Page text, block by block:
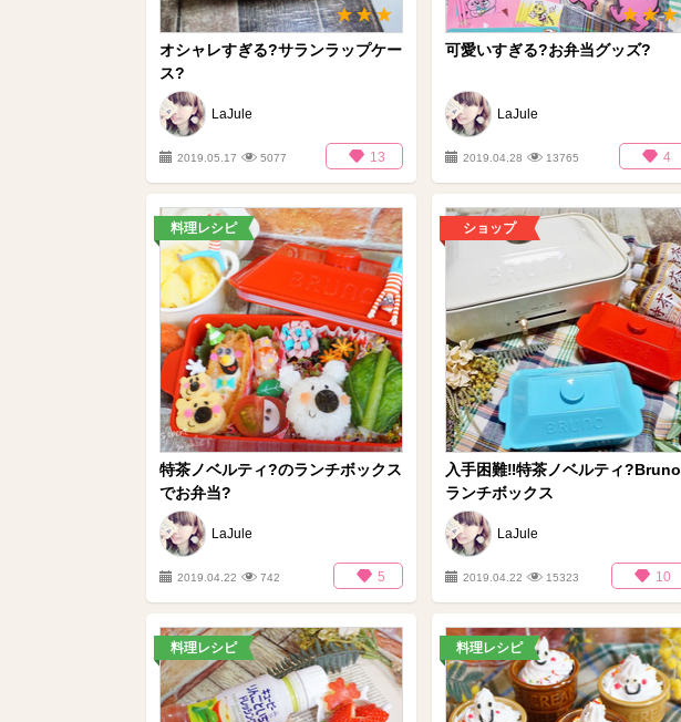
オシャレすぎる?サランラップケー
ス?
LaJule
2019.05.17 5077 13
可愛いすぎる?お弁当グッズ?
LaJule
2019.04.28 13765 4
料理レシピ
特茶ノベルティ?のランチボックス
でお弁当?
LaJule
2019.04.22 742 5
ショップ
入手困難‼️特茶ノベルティ?Bruno
ランチボックス
LaJule
2019.04.22 15323 10
料理レシピ 料理レシピ